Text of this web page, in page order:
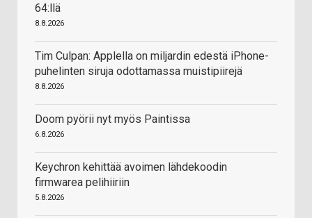
64:llä
8.8.2026
Tim Culpan: Applella on miljardin edestä iPhone-
puhelinten siruja odottamassa muistipiirejä
8.8.2026
Doom pyörii nyt myös Paintissa
6.8.2026
Keychron kehittää avoimen lähdekoodin
firmwarea pelihiiriin
5.8.2026